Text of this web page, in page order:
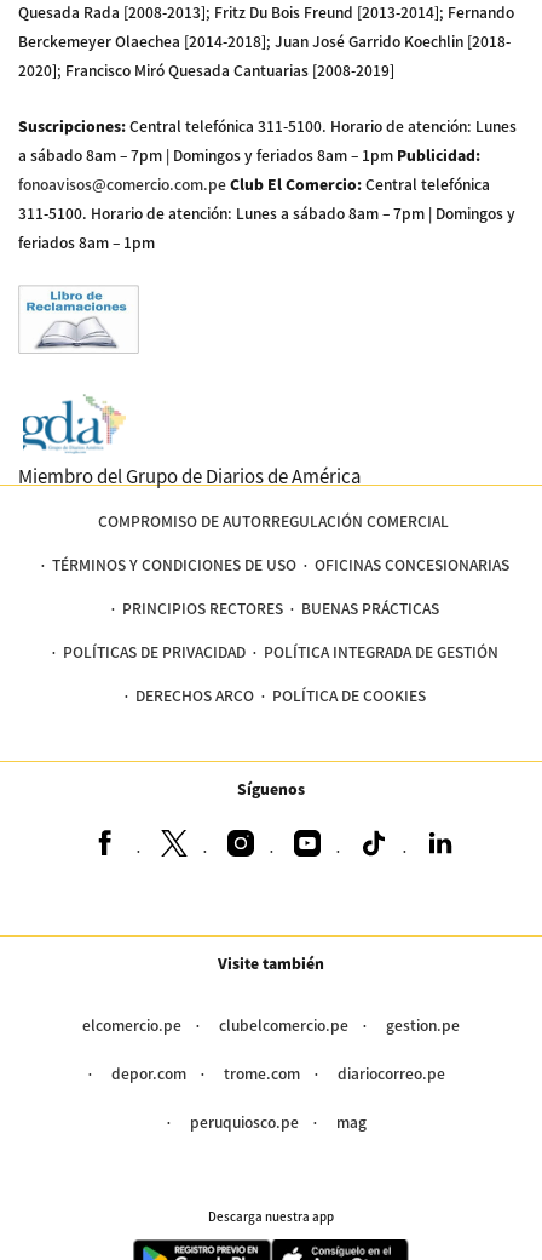
Quesada Rada [2008-2013]; Fritz Du Bois Freund [2013-2014]; Fernando
Berckemeyer Olaechea [2014-2018]; Juan José Garrido Koechlin [2018-
2020]; Francisco Miró Quesada Cantuarias [2008-2019]
Suscripciones:Central telefónica 311-5100. Horario de atención: Lunes
a sábado 8am – 7pm | Domingos y feriados 8am – 1pm Publicidad:
fonoavisos@comercio.com.peClub El Comercio:Central telefónica
311-5100. Horario de atención: Lunes a sábado 8am – 7pm | Domingos y
feriados 8am – 1pm
Miembro del Grupo de Diarios de América
COMPROMISO DE AUTORREGULACIÓN COMERCIAL
TÉRMINOS Y CONDICIONES DE USO OFICINAS CONCESIONARIAS
PRINCIPIOS RECTORES BUENAS PRÁCTICAS
POLÍTICAS DE PRIVACIDAD POLÍTICA INTEGRADA DE GESTIÓN
DERECHOS ARCO POLÍTICA DE COOKIES
Síguenos
Visite también
elcomercio.pe clubelcomercio.pe gestion.pe
depor.com trome.com diariocorreo.pe
peruquiosco.pe mag
Descarga nuestra app